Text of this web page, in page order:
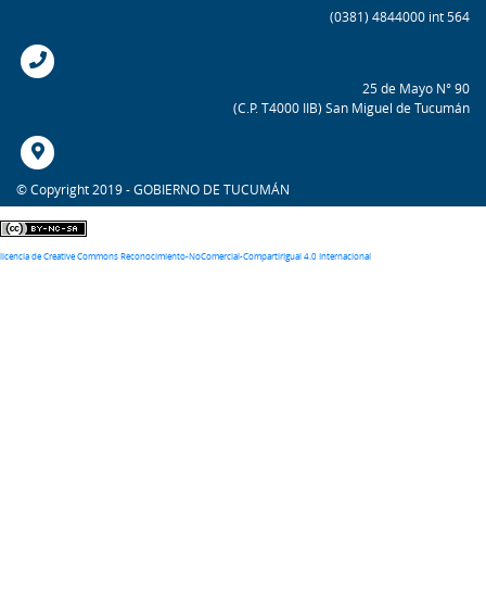
(0381) 4844000 int 564
25 de Mayo N° 90
(C.P. T4000 IIB) San Miguel de Tucumán
© Copyright 2019 - GOBIERNO DE TUCUMÁN
licencia de Creative Commons Reconocimiento-NoComercial-CompartirIgual 4.0 Internacional